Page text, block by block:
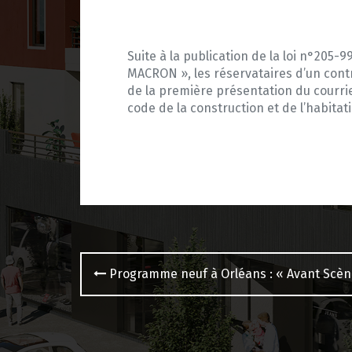
Suite à la publication de la loi n°205-
MACRON », les réservataires d’un
de la première présentation du
code de la construction et de
Navigation
des
articles
Programme neuf à Orléans : « Avant